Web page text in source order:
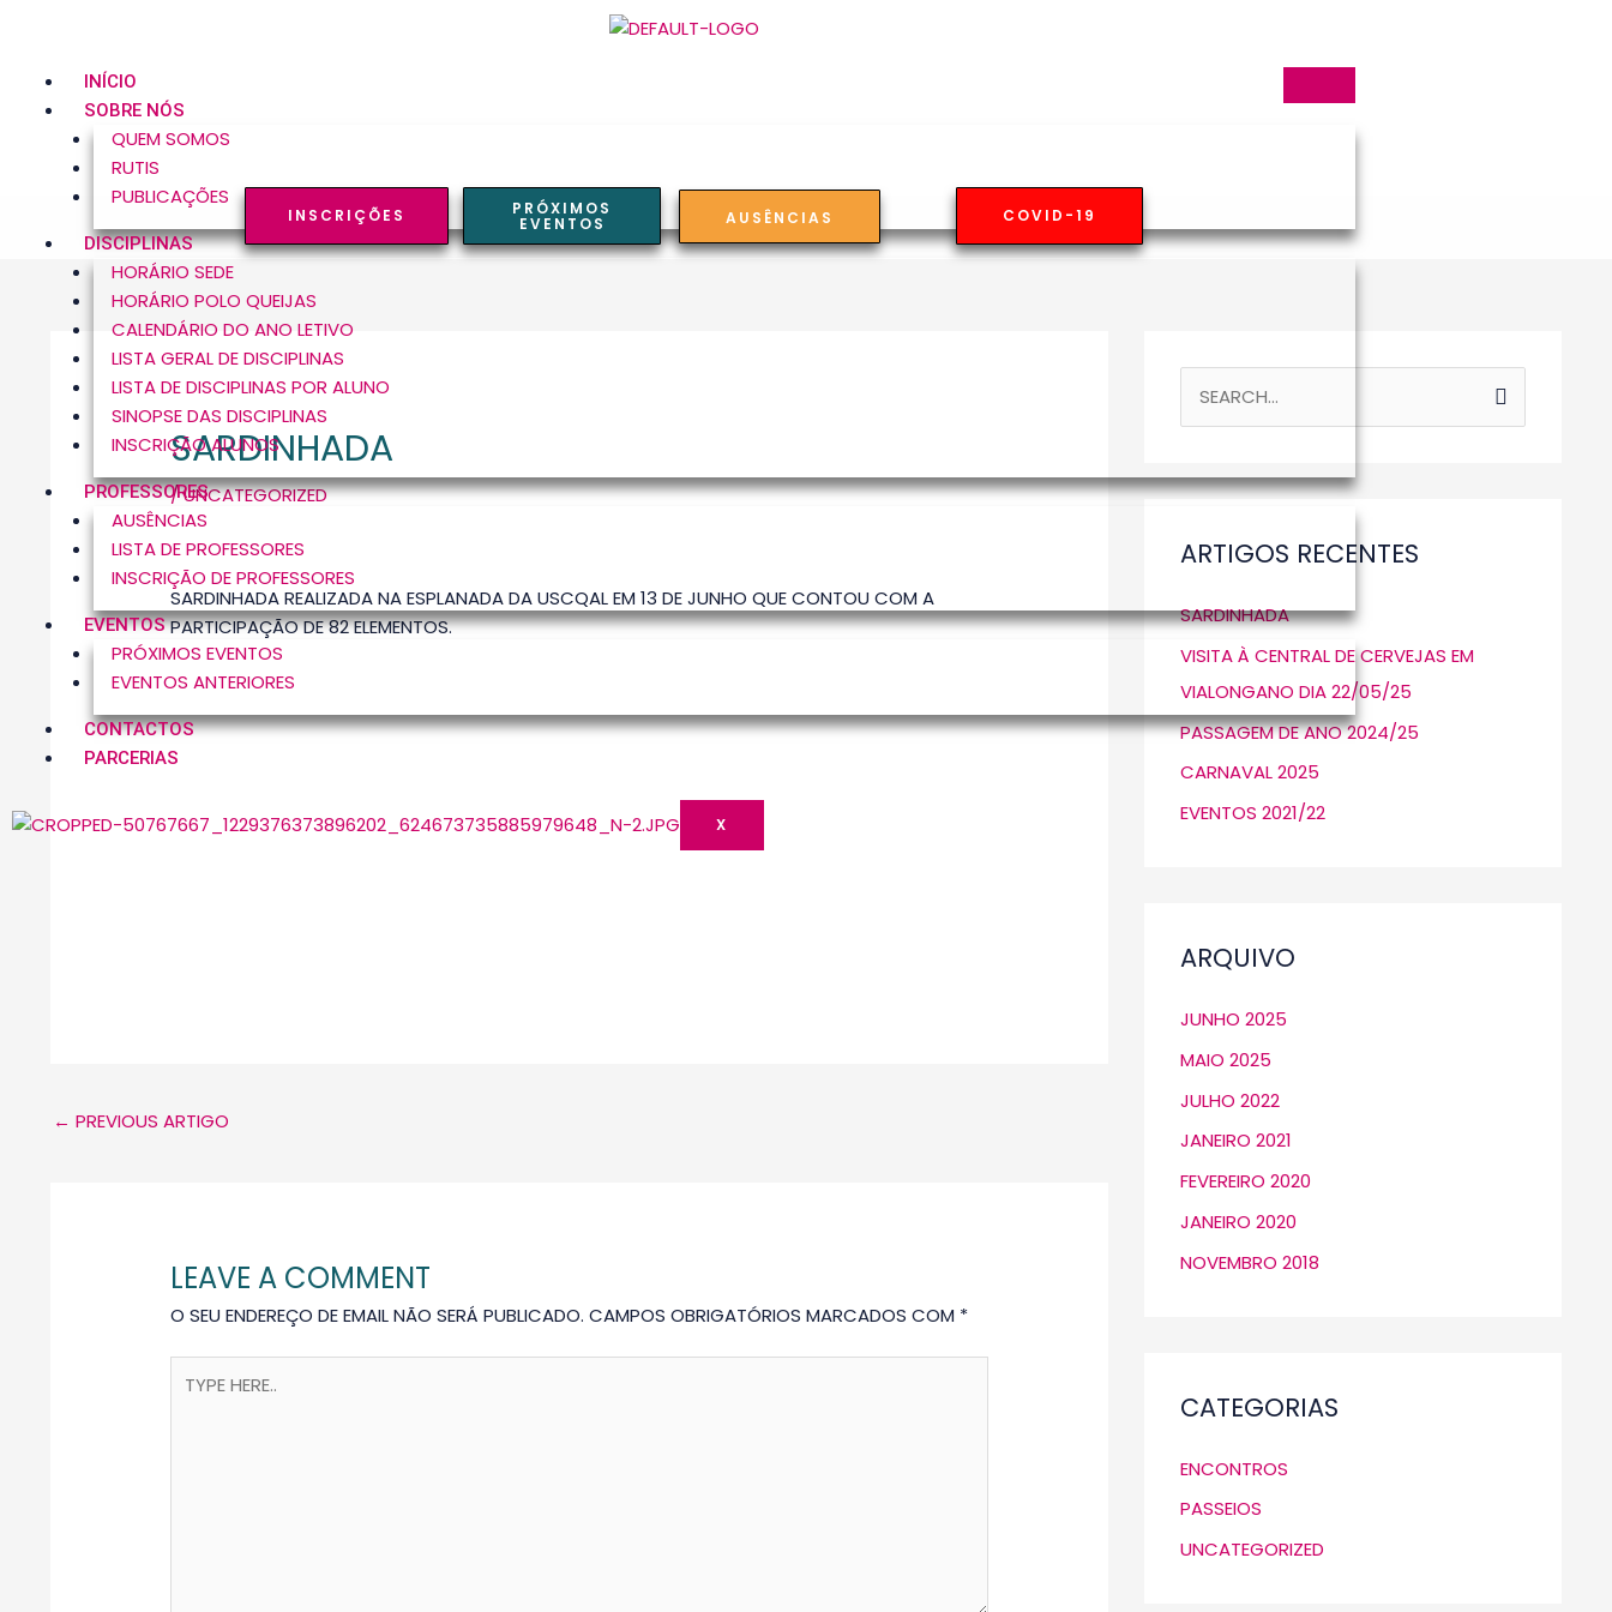
INÍCIO
SOBRE NÓS
QUEM SOMOS
RUTIS
PUBLICAÇÕES
DISCIPLINAS
HORÁRIO SEDE
HORÁRIO POLO QUEIJAS
CALENDÁRIO DO ANO LETIVO
LISTA GERAL DE DISCIPLINAS
LISTA DE DISCIPLINAS POR ALUNO
SINOPSE DAS DISCIPLINAS
INSCRIÇÃO ALUNOS
PROFESSORES
AUSÊNCIAS
LISTA DE PROFESSORES
INSCRIÇÃO DE PROFESSORES
EVENTOS
PRÓXIMOS EVENTOS
EVENTOS ANTERIORES
CONTACTOS
PARCERIAS
X
INSCRIÇÕES PRÓXIMOS
EVENTOS AUSÊNCIAS COVID-19
SARDINHADA
/UNCATEGORIZED
SARDINHADA REALIZADA NA ESPLANADA DA USCQAL EM 13 DE JUNHO QUE CONTOU COM A
PARTICIPAÇÃO DE 82 ELEMENTOS.
NAVIGATION
← PREVIOUS ARTIGO
LEAVE A COMMENT
O SEU ENDEREÇO DE EMAIL NÃO SERÁ PUBLICADO. CAMPOS OBRIGATÓRIOS MARCADOS COM *
HERE..
A
C
F
O
R
:
ARTIGOS RECENTES
SARDINHADA
VISITA À CENTRAL DE CERVEJAS EM
VIALONGANO DIA 22/05/25
PASSAGEM DE ANO 2024/25
CARNAVAL 2025
EVENTOS 2021/22
ARQUIVO
JUNHO 2025
MAIO 2025
JULHO 2022
JANEIRO 2021
FEVEREIRO 2020
JANEIRO 2020
NOVEMBRO 2018
CATEGORIAS
ENCONTROS
PASSEIOS
UNCATEGORIZED